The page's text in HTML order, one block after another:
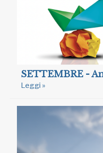
SETTEMBRE -
Leggi »